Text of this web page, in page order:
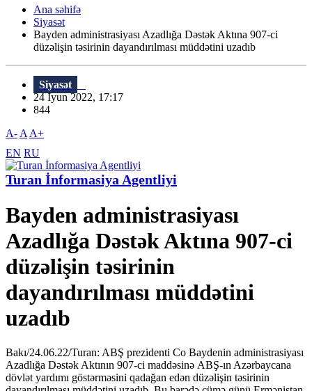
Ana səhifə
Siyasət
Bayden administrasiyası Azadlığa Dəstək Aktına 907-ci
düzəlişin təsirinin dayandırılması müddətini uzadıb
Siyasət
24 İyun 2022, 17:17
844
A- A A+
EN RU
Turan İnformasiya Agentliyi
Bayden administrasiyası
Azadlığa Dəstək Aktına 907-ci
düzəlişin təsirinin
dayandırılması müddətini
uzadıb
Bakı/24.06.22/Turan: ABŞ prezidenti Co Baydenin administrasiyası
Azadlığa Dəstək Aktının 907-ci maddəsinə ABŞ-ın Azərbaycana
dövlət yardımı göstərməsini qadağan edən düzəlişin təsirinin